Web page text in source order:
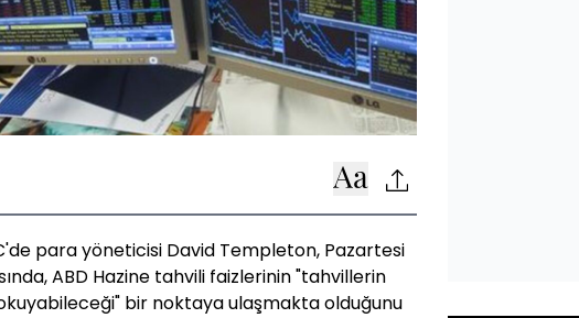
para yöneticisi David Templeton, Pazartesi
ABD Hazine tahvili faizlerinin "tahvillerin
bir noktaya ulaşmakta olduğunu